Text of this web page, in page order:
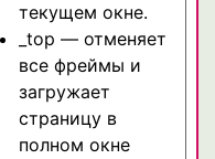
текущем окне.
_top — отменяет
все фреймы и
загружает
страницу в
полном окне